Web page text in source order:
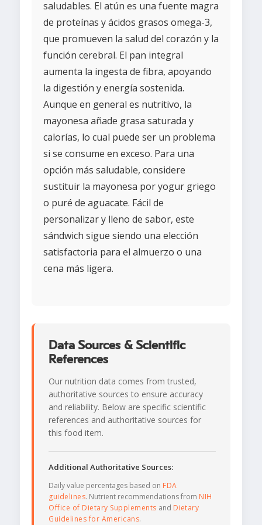
saludables. El atún es una fuente magra
de proteínas y ácidos grasos omega-3,
que promueven la salud del corazón y la
función cerebral. El pan integral
aumenta la ingesta de fibra, apoyando
la digestión y energía sostenida.
Aunque en general es nutritivo, la
mayonesa añade grasa saturada y
calorías, lo cual puede ser un problema
si se consume en exceso. Para una
opción más saludable, considere
sustituir la mayonesa por yogur griego
o puré de aguacate. Fácil de
personalizar y lleno de sabor, este
sándwich sigue siendo una elección
satisfactoria para el almuerzo o una
cena más ligera.
Data Sources & Scientific
References
Our nutrition data comes from trusted,
authoritative sources to ensure accuracy
and reliability. Below are specific scientific
references and authoritative sources for
this food item.
Additional Authoritative Sources:
Daily value percentages based on FDA
guidelines. Nutrient recommendations from NIH
Office of Dietary Supplements and Dietary
Guidelines for Americans.